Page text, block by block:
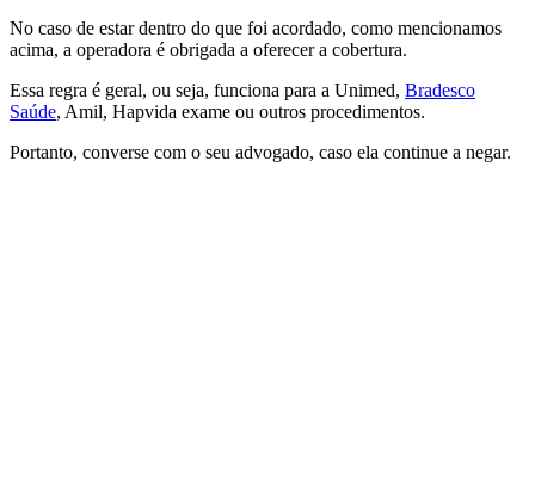
No caso de estar dentro do que foi acordado, como mencionamos
acima, a operadora é obrigada a oferecer a cobertura.
Essa regra é geral, ou seja, funciona para a Unimed, Bradesco
Saúde, Amil, Hapvida exame ou outros procedimentos.
Portanto, converse com o seu advogado, caso ela continue a negar.